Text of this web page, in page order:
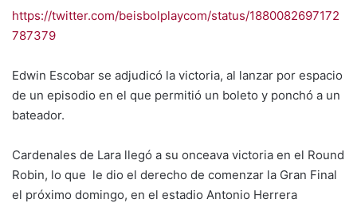
https://twitter.com/beisbolplaycom/status/1880082697172
787379
Edwin Escobar se adjudicó la victoria, al lanzar por espacio
de un episodio en el que permitió un boleto y ponchó a un
bateador.
Cardenales de Lara llegó a su onceava victoria en el Round
Robin, lo que le dio el derecho de comenzar la Gran Final
el próximo domingo, en el estadio Antonio Herrera